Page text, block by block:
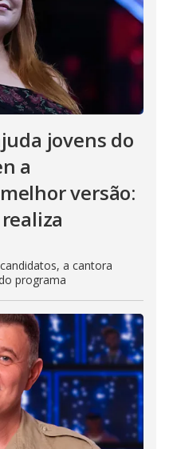
jovens do
a
versão:
a cantora
programa